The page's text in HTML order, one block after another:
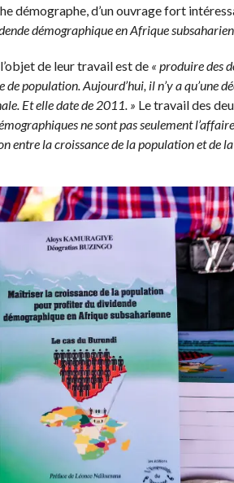
démographe, d’un ouvrage fort
démographique en Afrique
de leur travail est de« produire des
de population. Aujourd’hui, il n’y a qu’une
Et elle date de 2011. » Le travail des
ne sont pas seulement
entre la croissance de la population et de